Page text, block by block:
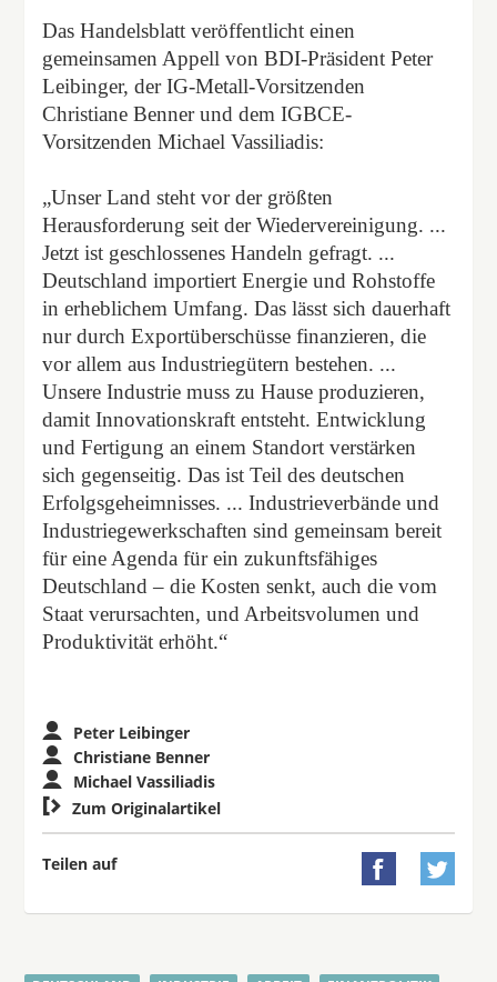
Das Handelsblatt veröffentlicht einen
gemeinsamen Appell von BDI-Präsident Peter
Leibinger, der IG-Metall-Vorsitzenden
Christiane Benner und dem IGBCE-
Vorsitzenden Michael Vassiliadis:
„Unser Land steht vor der größten
Herausforderung seit der Wiedervereinigung. ...
Jetzt ist geschlossenes Handeln gefragt. ...
Deutschland importiert Energie und Rohstoffe
in erheblichem Umfang. Das lässt sich dauerhaft
nur durch Exportüberschüsse finanzieren, die
vor allem aus Industriegütern bestehen. ...
Unsere Industrie muss zu Hause produzieren,
damit Innovationskraft entsteht. Entwicklung
und Fertigung an einem Standort verstärken
sich gegenseitig. Das ist Teil des deutschen
Erfolgsgeheimnisses. ... Industrieverbände und
Industriegewerkschaften sind gemeinsam bereit
für eine Agenda für ein zukunftsfähiges
Deutschland – die Kosten senkt, auch die vom
Staat verursachten, und Arbeitsvolumen und
Produktivität erhöht.“
Peter Leibinger
Christiane Benner
Michael Vassiliadis
 Zum Originalartikel
Teilen auf  